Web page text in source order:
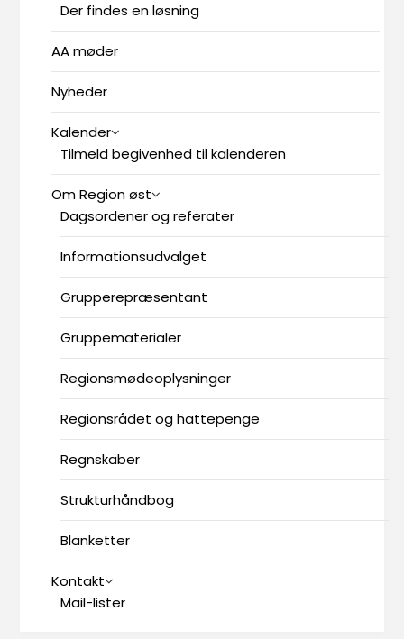
Der findes en løsning
AA møder
Nyheder
Kalender
Tilmeld begivenhed til kalenderen
Om Region øst
Dagsordener og referater
Informationsudvalget
Grupperepræsentant
Gruppematerialer
Regionsmødeoplysninger
Regionsrådet og hattepenge
Regnskaber
Strukturhåndbog
Blanketter
Kontakt
Mail-lister